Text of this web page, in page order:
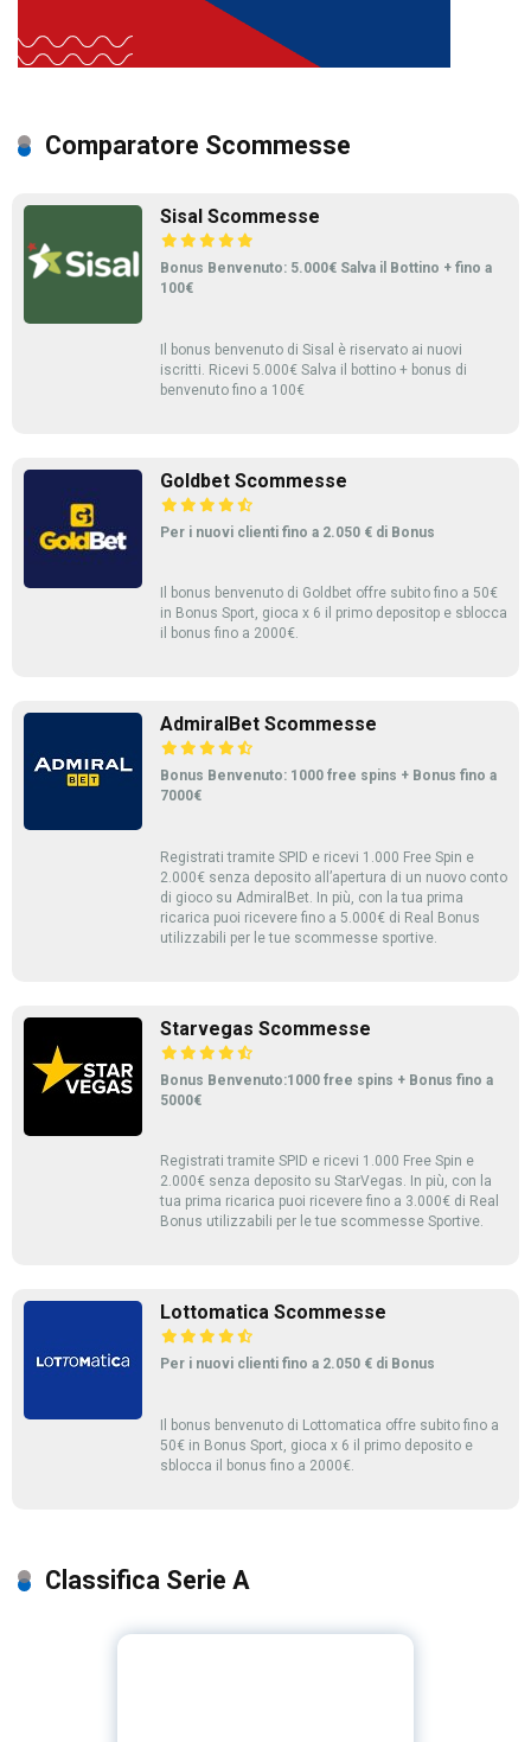
Comparatore Scommesse
Sisal Scommesse
Bonus Benvenuto: 5.000€ Salva il Bottino + fino a
100€
Il bonus benvenuto di Sisal è riservato ai nuovi
iscritti. Ricevi 5.000€ Salva il bottino + bonus di
benvenuto fino a 100€
Goldbet Scommesse
Per i nuovi clienti fino a 2.050 € di Bonus
Il bonus benvenuto di Goldbet offre subito fino a 50€
in Bonus Sport, gioca x 6 il primo depositop e sblocca
il bonus fino a 2000€.
AdmiralBet Scommesse
Bonus Benvenuto: 1000 free spins + Bonus fino a
7000€
Registrati tramite SPID e ricevi 1.000 Free Spin e
2.000€ senza deposito all’apertura di un nuovo conto
di gioco su AdmiralBet. In più, con la tua prima
ricarica puoi ricevere fino a 5.000€ di Real Bonus
utilizzabili per le tue scommesse sportive.
Starvegas Scommesse
Bonus Benvenuto:1000 free spins + Bonus fino a
5000€
Registrati tramite SPID e ricevi 1.000 Free Spin e
2.000€ senza deposito su StarVegas. In più, con la
tua prima ricarica puoi ricevere fino a 3.000€ di Real
Bonus utilizzabili per le tue scommesse Sportive.
Lottomatica Scommesse
Per i nuovi clienti fino a 2.050 € di Bonus
Il bonus benvenuto di Lottomatica offre subito fino a
50€ in Bonus Sport, gioca x 6 il primo deposito e
sblocca il bonus fino a 2000€.
Classifica Serie A